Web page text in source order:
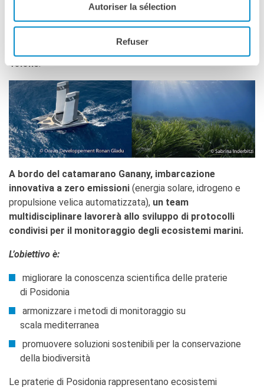
Autoriser la sélection
Refuser
e toccherà diversi siti, tra cui la
Marine Protette dell’Asinara, Capo Testa e Tavolara), il
Tolone.
A bordo del catamarano Ganany, imbarcazione
innovativa a zero emissioni (energia solare, idrogeno e
propulsione velica automatizzata), un team
multidisciplinare lavorerà allo sviluppo di protocolli
condivisi per il monitoraggio degli ecosistemi marini.
L’obiettivo è:
migliorare la conoscenza scientifica delle praterie
di Posidonia
armonizzare i metodi di monitoraggio su
scala mediterranea
promuovere soluzioni sostenibili per la conservazione
della biodiversità
Le praterie di Posidonia rappresentano ecosistemi